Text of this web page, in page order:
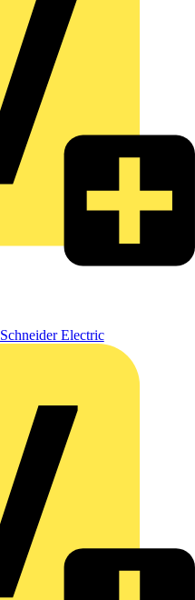
Schneider Electric